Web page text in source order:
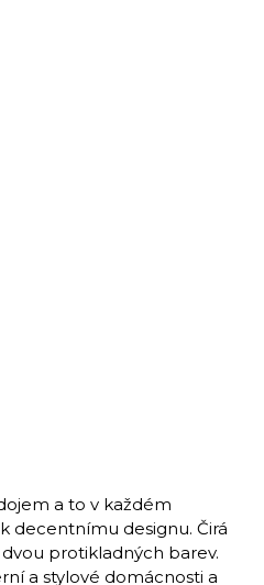
a to v každém
decentnímu designu. Čirá
protikladných barev.
a stylové domácnosti a